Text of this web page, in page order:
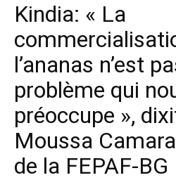
Kindia: « La
l’ananas n’est
problème qui
préoccupe »,
Moussa
de la FEPAF-BG